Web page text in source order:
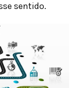
sentido.